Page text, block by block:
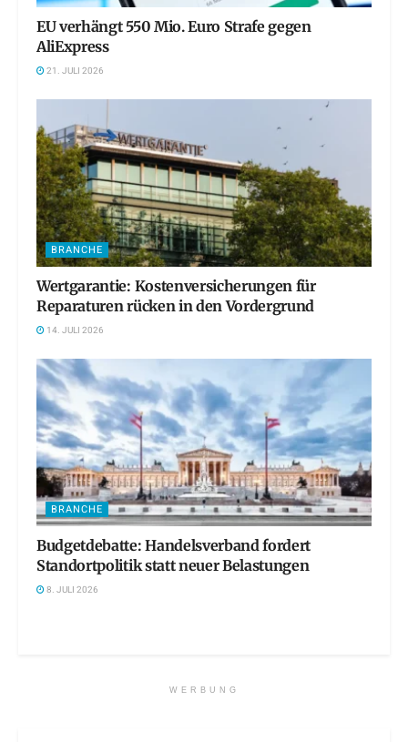
EU verhängt 550 Mio. Euro Strafe gegen
AliExpress
21. JULI 2026
BRANCHE
Wertgarantie: Kostenversicherungen für
Reparaturen rücken in den Vordergrund
14. JULI 2026
BRANCHE
Budgetdebatte: Handelsverband fordert
Standortpolitik statt neuer Belastungen
8. JULI 2026
WERBUNG